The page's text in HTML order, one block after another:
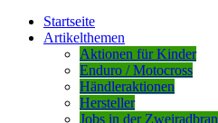
Startseite
Artikelthemen
Aktionen für Kinder
Enduro / Motocross
Händleraktionen
Hersteller
Jobs in der